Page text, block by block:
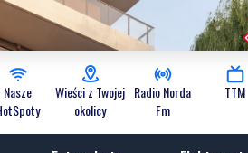
Nasze
Wieści z Twojej
okolicy
Radio Norda
Fm
TTM